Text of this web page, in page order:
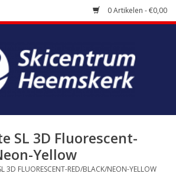
0 Artikelen - €0,00
SL 3D Fluorescent-
Yellow
3D FLUORESCENT-RED/BLACK/NEON-YELLOW